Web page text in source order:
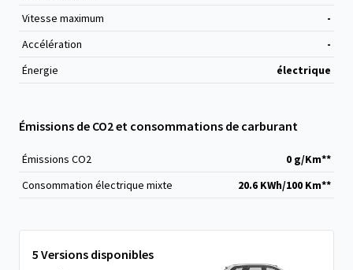
Vitesse maximum
-
Accélération
-
Énergie
électrique
Émissions de CO2 et consommations de carburant
Émissions CO2
0 g/Km**
Consommation électrique mixte
20.6 KWh/100 Km**
5 Versions disponibles